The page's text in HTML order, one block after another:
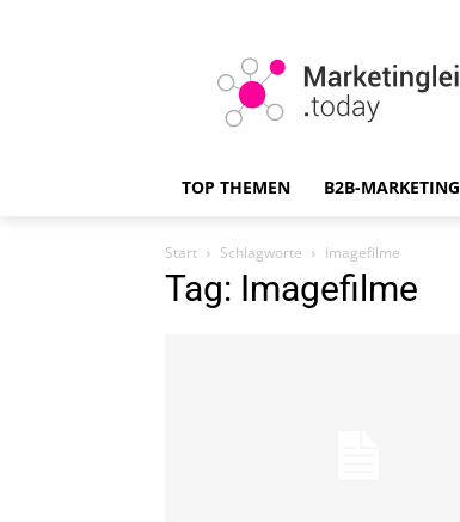
TOP THEMEN B2B-MARKETING
Start Schlagworte Imagefilme
Tag: Imagefilme